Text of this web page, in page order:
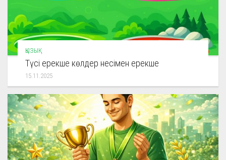
ҚЫЗЫҚ
Түсі ерекше көлдер несімен ерекше
15.11.2025